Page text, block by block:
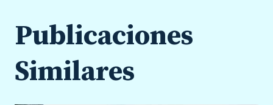
Publicaciones
Similares